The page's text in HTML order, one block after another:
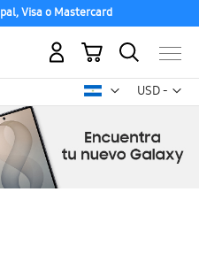
Visa o Mastercard
USD -
dólar
Mi carrito